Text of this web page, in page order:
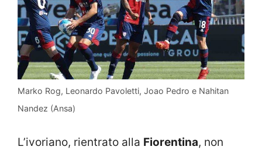
Marko Rog, Leonardo Pavoletti, Joao Pedro e Nahitan
Nandez (Ansa)
L’ivoriano, rientrato alla Fiorentina, non